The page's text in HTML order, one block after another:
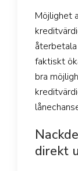
Möjlighet
faktiskt
bra
direkt